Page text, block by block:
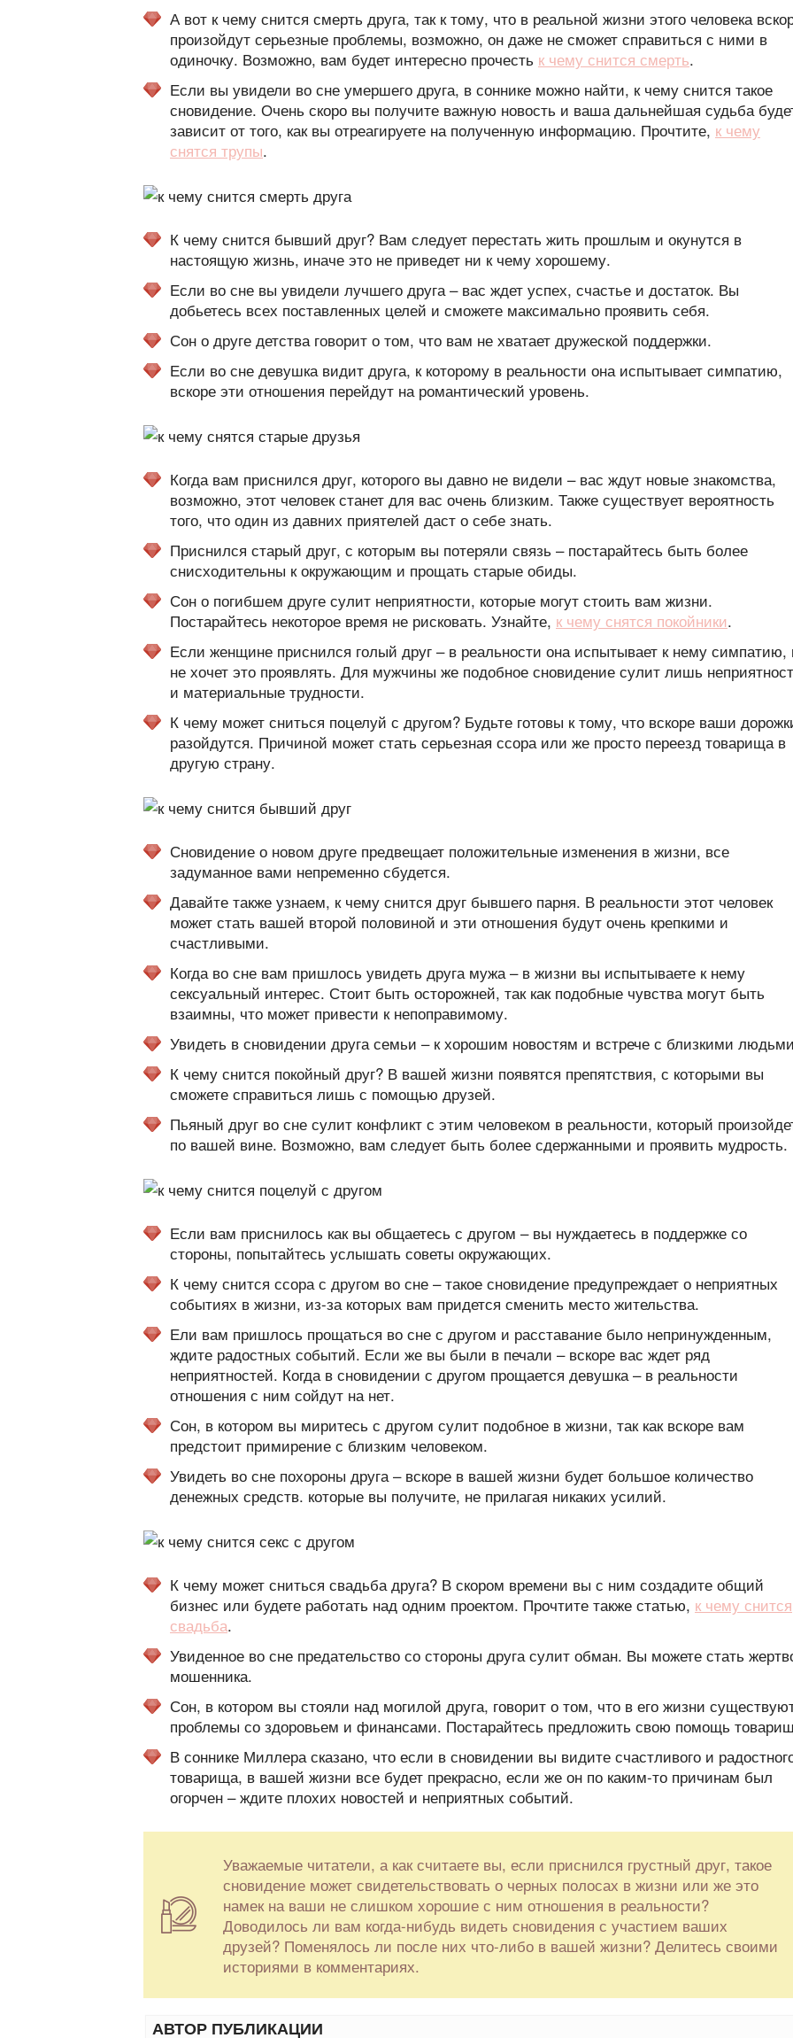
А вот к чему снится смерть друга, так к тому, что в реальной жизни этого человека
произойдут серьезные проблемы, возможно, он даже не сможет справиться с ними в
одиночку. Возможно, вам будет интересно прочесть к чему снится смерть.
Если вы увидели во сне умершего друга, в соннике можно найти, к чему снится такое
сновидение. Очень скоро вы получите важную новость и ваша дальнейшая судьба
зависит от того, как вы отреагируете на полученную информацию. Прочтите, к чему
снятся трупы.
К чему снится бывший друг? Вам следует перестать жить прошлым и окунутся в
настоящую жизнь, иначе это не приведет ни к чему хорошему.
Если во сне вы увидели лучшего друга – вас ждет успех, счастье и достаток. Вы
добьетесь всех поставленных целей и сможете максимально проявить себя.
Сон о друге детства говорит о том, что вам не хватает дружеской поддержки.
Если во сне девушка видит друга, к которому в реальности она испытывает симпатию,
вскоре эти отношения перейдут на романтический уровень.
Когда вам приснился друг, которого вы давно не видели – вас ждут новые знакомства,
возможно, этот человек станет для вас очень близким. Также существует вероятность
того, что один из давних приятелей даст о себе знать.
Приснился старый друг, с которым вы потеряли связь – постарайтесь быть более
снисходительны к окружающим и прощать старые обиды.
Сон о погибшем друге сулит неприятности, которые могут стоить вам жизни.
Постарайтесь некоторое время не рисковать. Узнайте, к чему снятся покойники.
Если женщине приснился голый друг – в реальности она испытывает к нему симпатию,
не хочет это проявлять. Для мужчины же подобное сновидение сулит лишь
и материальные трудности.
К чему может сниться поцелуй с другом? Будьте готовы к тому, что вскоре ваши
разойдутся. Причиной может стать серьезная ссора или же просто переезд товарища в
другую страну.
Сновидение о новом друге предвещает положительные изменения в жизни, все
задуманное вами непременно сбудется.
Давайте также узнаем, к чему снится друг бывшего парня. В реальности этот человек
может стать вашей второй половиной и эти отношения будут очень крепкими и
счастливыми.
Когда во сне вам пришлось увидеть друга мужа – в жизни вы испытываете к нему
сексуальный интерес. Стоит быть осторожней, так как подобные чувства могут быть
взаимны, что может привести к непоправимому.
Увидеть в сновидении друга семьи – к хорошим новостям и встрече с близкими
К чему снится покойный друг? В вашей жизни появятся препятствия, с которыми вы
сможете справиться лишь с помощью друзей.
Пьяный друг во сне сулит конфликт с этим человеком в реальности, который
по вашей вине. Возможно, вам следует быть более сдержанными и проявить мудрость.
Если вам приснилось как вы общаетесь с другом – вы нуждаетесь в поддержке со
стороны, попытайтесь услышать советы окружающих.
К чему снится ссора с другом во сне – такое сновидение предупреждает о неприятных
событиях в жизни, из-за которых вам придется сменить место жительства.
Ели вам пришлось прощаться во сне с другом и расставание было непринужденным,
ждите радостных событий. Если же вы были в печали – вскоре вас ждет ряд
неприятностей. Когда в сновидении с другом прощается девушка – в реальности
отношения с ним сойдут на нет.
Сон, в котором вы миритесь с другом сулит подобное в жизни, так как вскоре вам
предстоит примирение с близким человеком.
Увидеть во сне похороны друга – вскоре в вашей жизни будет большое количество
денежных средств. которые вы получите, не прилагая никаких усилий.
К чему может сниться свадьба друга? В скором времени вы с ним создадите общий
бизнес или будете работать над одним проектом. Прочтите также статью, к чему снится
свадьба.
Увиденное во сне предательство со стороны друга сулит обман. Вы можете стать
мошенника.
Сон, в котором вы стояли над могилой друга, говорит о том, что в его жизни
проблемы со здоровьем и финансами. Постарайтесь предложить свою помощь
В соннике Миллера сказано, что если в сновидении вы видите счастливого и
товарища, в вашей жизни все будет прекрасно, если же он по каким-то причинам был
огорчен – ждите плохих новостей и неприятных событий.
Уважаемые читатели, а как считаете вы, если приснился грустный друг, такое
сновидение может свидетельствовать о черных полосах в жизни или же это
намек на ваши не слишком хорошие с ним отношения в реальности?
Доводилось ли вам когда-нибудь видеть сновидения с участием ваших
друзей? Поменялось ли после них что-либо в вашей жизни? Делитесь своими
историями в комментариях.
АВТОР ПУБЛИКАЦИИ